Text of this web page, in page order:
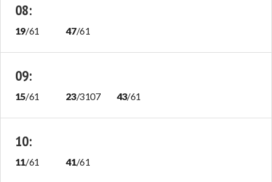
08:
19/61 47/61
09:
15/61 23/3107 43/61
10:
11/61 41/61